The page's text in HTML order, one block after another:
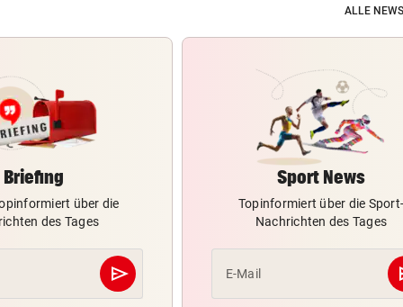
ALLE
Briefing
über die
des Tages
send
Abschicken
Sport News
Topinformiert über die Sport-
Nachrichten des Tages
E-Mail